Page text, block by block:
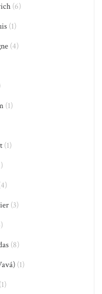
(6)
(1)
(4)
(1)
(1)
(3)
(8)
(1)
(1)